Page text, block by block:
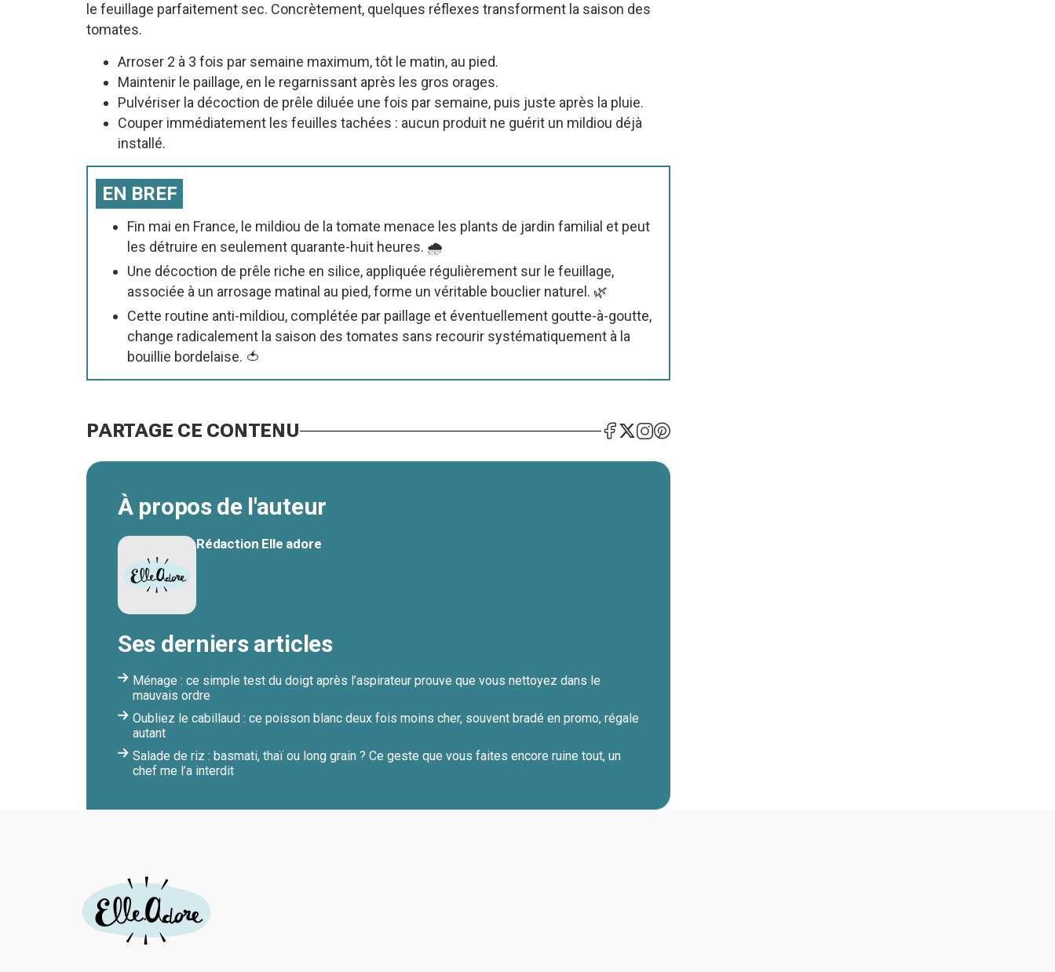
le feuillage parfaitement sec. Concrètement, quelques réflexes transforment la saison des
tomates.
Arroser 2 à 3 fois par semaine maximum, tôt le matin, au pied.
Maintenir le paillage, en le regarnissant après les gros orages.
Pulvériser la décoction de prêle diluée une fois par semaine, puis juste après la pluie.
Couper immédiatement les feuilles tachées : aucun produit ne guérit un mildiou déjà
installé.
EN BREF
Fin mai en France, le mildiou de la tomate menace les plants de jardin familial et peut
les détruire en seulement quarante-huit heures. 🌧️
Une décoction de prêle riche en silice, appliquée régulièrement sur le feuillage,
associée à un arrosage matinal au pied, forme un véritable bouclier naturel. 🌿
Cette routine anti-mildiou, complétée par paillage et éventuellement goutte-à-goutte,
change radicalement la saison des tomates sans recourir systématiquement à la
bouillie bordelaise. 🍅
PARTAGE CE CONTENU
À propos de l'auteur
Rédaction Elle adore
Ses derniers articles
Ménage : ce simple test du doigt après l’aspirateur prouve que vous nettoyez dans le
mauvais ordre
Oubliez le cabillaud : ce poisson blanc deux fois moins cher, souvent bradé en promo, régale
autant
Salade de riz : basmati, thaï ou long grain ? Ce geste que vous faites encore ruine tout, un
chef me l’a interdit